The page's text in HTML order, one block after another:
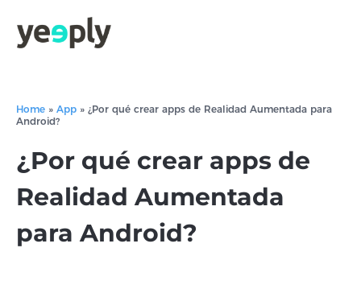
Home » App » ¿Por qué crear apps de Realidad Aumentada para
Android?
¿Por qué crear apps de
Realidad Aumentada
para Android?